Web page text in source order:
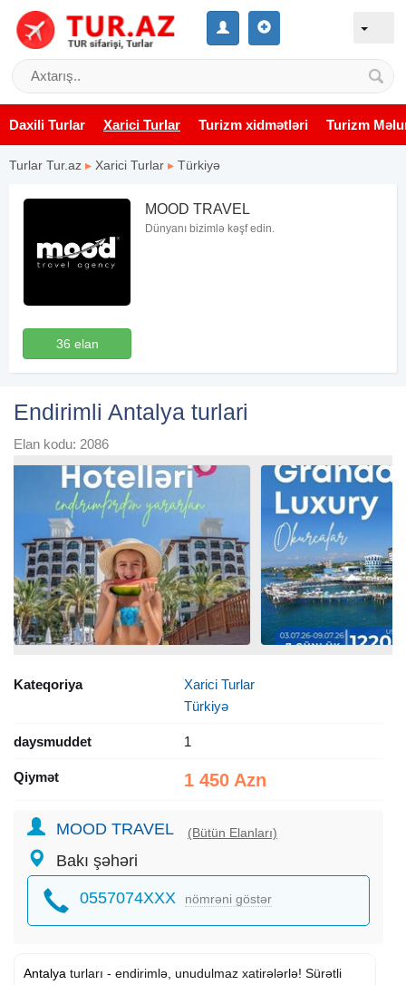
Daxili Turlar Xarici Turlar Turizm xidmətləri Turizm
Turlar Tur.az ▸ Xarici Turlar ▸ Türkiyə
36 elan
MOOD TRAVEL
Dünyanı bizimlə kəşf edin.
Endirimli Antalya turlari
Elan kodu: 2086
Kateqoriya
Xarici Turlar
Türkiyə
daysmuddet 1
Qiymət 1 450 Azn
MOOD TRAVEL (Bütün Elanları)
Bakı şəhəri
0557074XXX nömrəni göstər
Antalya turları - endirimlə, unudulmaz xatirələrlə! Sürətli